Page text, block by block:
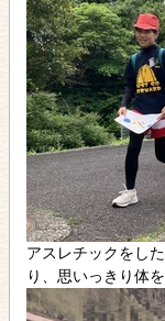
アスレチックをし
り、思いっきり体